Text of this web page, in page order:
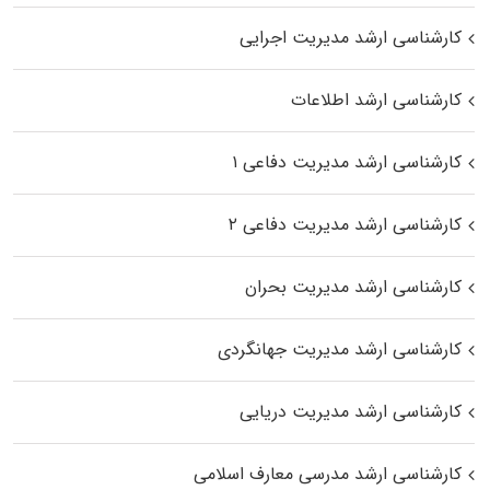
کارشناسی ارشد مدیریت اجرایی
کارشناسی ارشد اطلاعات
کارشناسی ارشد مدیریت دفاعی ۱
کارشناسی ارشد مدیریت دفاعی ۲
کارشناسی ارشد مدیریت بحران
کارشناسی ارشد مدیریت جهانگردی
کارشناسی ارشد مدیریت دریایی
کارشناسی ارشد مدرسی معارف اسلامی